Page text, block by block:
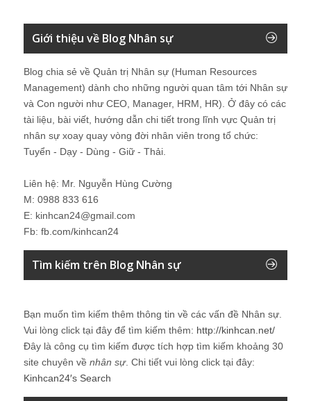
Giới thiệu về Blog Nhân sự
Blog chia sẻ về Quản trị Nhân sự (Human Resources
Management) dành cho những người quan tâm tới Nhân sự
và Con người như CEO, Manager, HRM, HR). Ở đây có các
tài liệu, bài viết, hướng dẫn chi tiết trong lĩnh vực Quản trị
nhân sự xoay quay vòng đời nhân viên trong tổ chức:
Tuyển - Dạy - Dùng - Giữ - Thải.
Liên hệ: Mr. Nguyễn Hùng Cường
M: 0988 833 616
E: kinhcan24@gmail.com
Fb: fb.com/kinhcan24
Tìm kiếm trên Blog Nhân sự
Bạn muốn tìm kiếm thêm thông tin về các vấn đề Nhân sự
Vui lòng click tại đây để tìm kiếm thêm: http://kinhcan.net/
Đây là công cụ tìm kiếm được tích hợp tìm kiếm khoảng 30
site chuyên về nhân sự. Chi tiết vui lòng click tại đây:
Kinhcan24′s Search